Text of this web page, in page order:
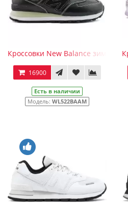
Кроссовки New Balance зимние
16900
Есть в наличии
Модель: WL522BAAM